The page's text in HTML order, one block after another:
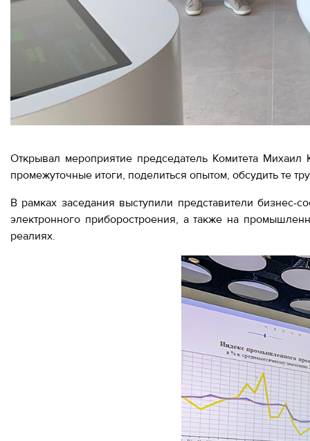
Станция
метро
Алексеевская
9:00
-
Пн-
Чт.
9:00
-
Открывал мероприятие председатель Комитета
промежуточные итоги, поделиться опытом, обсудить те
В рамках заседания выступили представители бизнес-
электронного приборостроения, а также на
реалиях.